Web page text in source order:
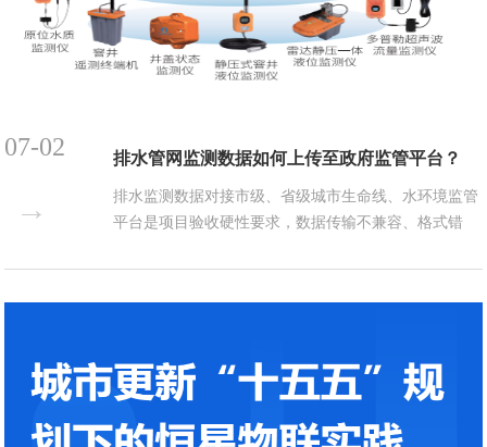
07-02
→
排水管网监测数据如何上传至政府监管平台？
排水监测数据对接市级、省级城市生命线、水环境监管
平台是项目验收硬性要求，数据传输不兼容、格式错
路、标准协议、对接方案与对比优势。一、数据上传完
整链路分为哪几层？1.1全流程传输逻辑是什么？感知